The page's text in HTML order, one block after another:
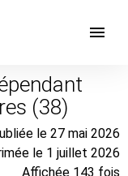
(38)
le 27 mai 2026
le 1 juillet 2026
Affichée 143 fois